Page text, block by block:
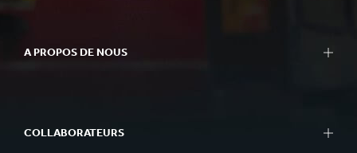
A PROPOS DE NOUS
COLLABORATEURS